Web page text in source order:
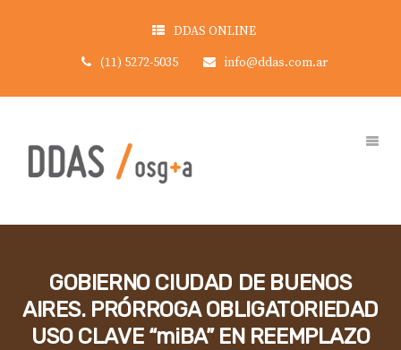
DDAS ONLINE
(11) 5272-5035
info@ddas.com.ar
GOBIERNO CIUDAD DE BUENOS
AIRES. PRÓRROGA OBLIGATORIEDAD
USO CLAVE “miBA” EN REEMPLAZO